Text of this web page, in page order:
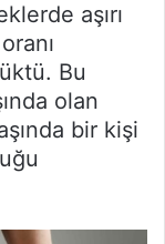
aşırı
Bu
olan
bir kişi